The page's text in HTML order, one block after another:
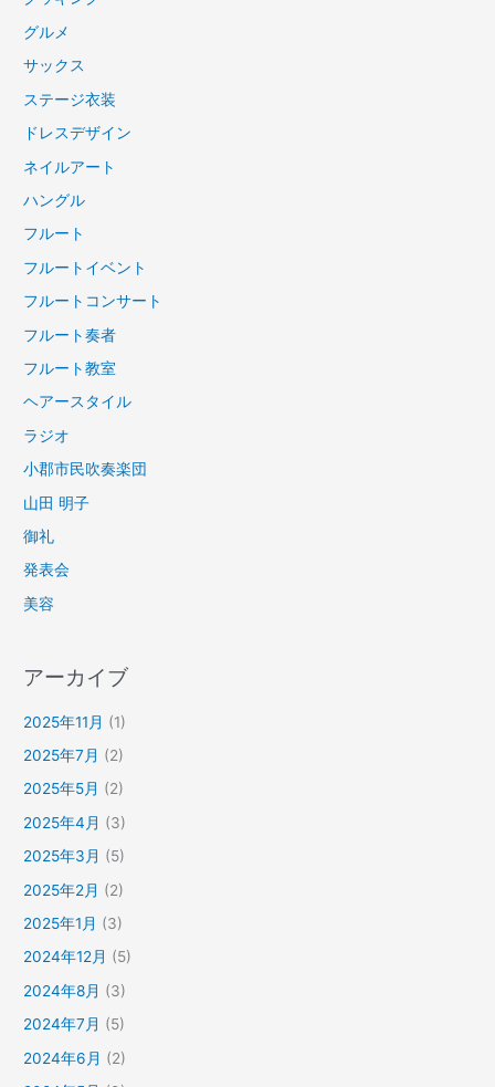
グルメ
サックス
ステージ衣装
ドレスデザイン
ネイルアート
ハングル
フルート
フルートイベント
フルートコンサート
フルート奏者
フルート教室
ヘアースタイル
ラジオ
小郡市民吹奏楽団
山田 明子
御礼
発表会
美容
アーカイブ
2025年11月 (1)
2025年7月 (2)
2025年5月 (2)
2025年4月 (3)
2025年3月 (5)
2025年2月 (2)
2025年1月 (3)
2024年12月 (5)
2024年8月 (3)
2024年7月 (5)
2024年6月 (2)